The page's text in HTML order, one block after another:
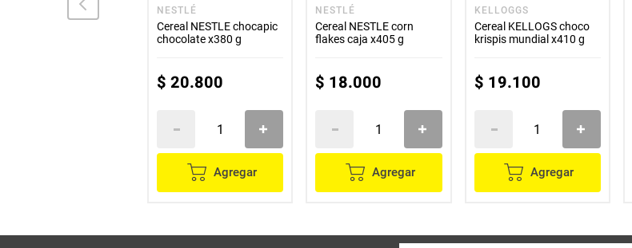
NESTLÉ
Cereal NESTLE chocapic
chocolate x380 g
$ 20.800
Agregar
NESTLÉ
Cereal NESTLE corn
flakes caja x405 g
$ 18.000
Agregar
KELLOGGS
Cereal KELLOGS choco
krispis mundial x410 g
$ 19.100
Agregar